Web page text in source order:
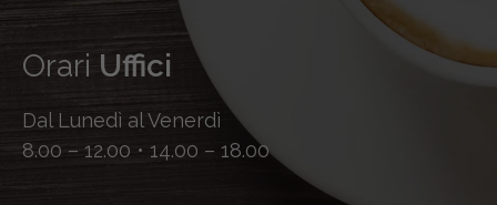
Orari Uffici
Dal Lunedì al Venerdì
8.00 – 12.00 • 14.00 – 18.00